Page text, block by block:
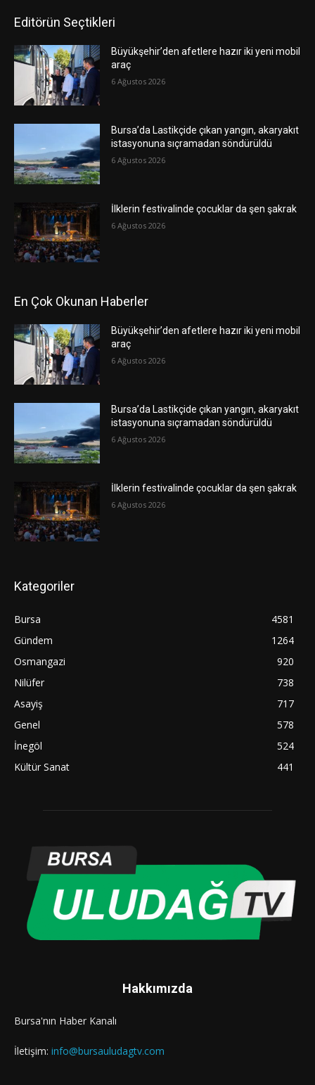
Editörün Seçtikleri
Büyükşehir’den afetlere hazır iki yeni mobil
araç
6 Ağustos 2026
Bursa’da Lastikçide çıkan yangın, akaryakıt
istasyonuna sıçramadan söndürüldü
6 Ağustos 2026
İlklerin festivalinde çocuklar da şen şakrak
6 Ağustos 2026
En Çok Okunan Haberler
Büyükşehir’den afetlere hazır iki yeni mobil
araç
6 Ağustos 2026
Bursa’da Lastikçide çıkan yangın, akaryakıt
istasyonuna sıçramadan söndürüldü
6 Ağustos 2026
İlklerin festivalinde çocuklar da şen şakrak
6 Ağustos 2026
Kategoriler
Bursa
4581
Gündem
1264
Osmangazi
920
Nilüfer
738
Asayiş
717
Genel
578
İnegöl
524
Kültür Sanat
441
Hakkımızda
Bursa'nın Haber Kanalı
İletişim: info@bursauludagtv.com